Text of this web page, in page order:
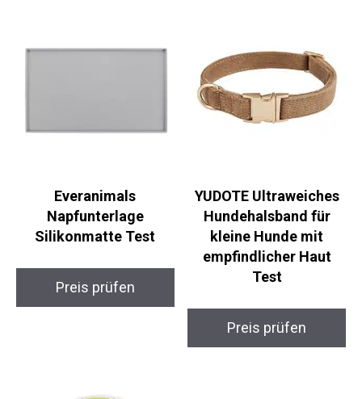
Everanimals
Napfunterlage
Silikonmatte Test
Preis prüfen
YUDOTE Ultraweiches
Hundehalsband für
kleine Hunde mit
empfindlicher Haut
Test
Preis prüfen